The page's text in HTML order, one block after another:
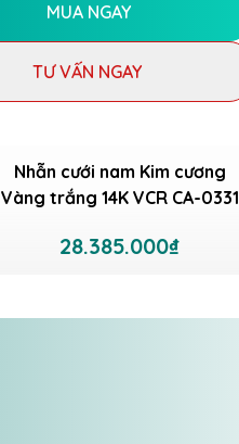
MUA NGAY
TƯ VẤN NGAY
Nhẫn cưới nam Kim cương
Vàng trắng 14K VCR CA-0331
28.385.000₫